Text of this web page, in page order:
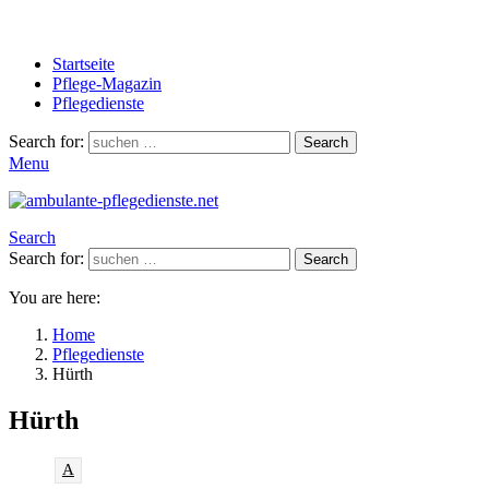
Startseite
Pflege-Magazin
Pflegedienste
Search for: Search
Menu
Search
Search for:
Search
You are here:
Home
Pflegedienste
Hürth
Hürth
A